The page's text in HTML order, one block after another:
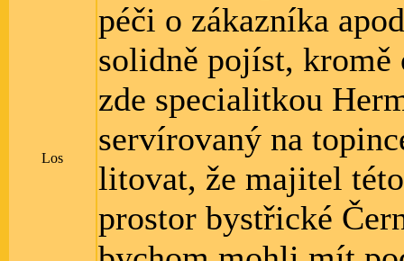
Los
péči o zákazníka
solidně pojíst, kromě
zde specialitkou
servírovaný na
litovat, že majitel
prostor bystřické